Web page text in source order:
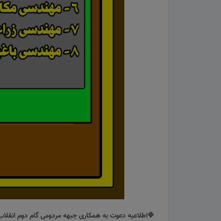
🔷️اطلاعیه دعوت به همکاری جبهه مردومی گام دوم